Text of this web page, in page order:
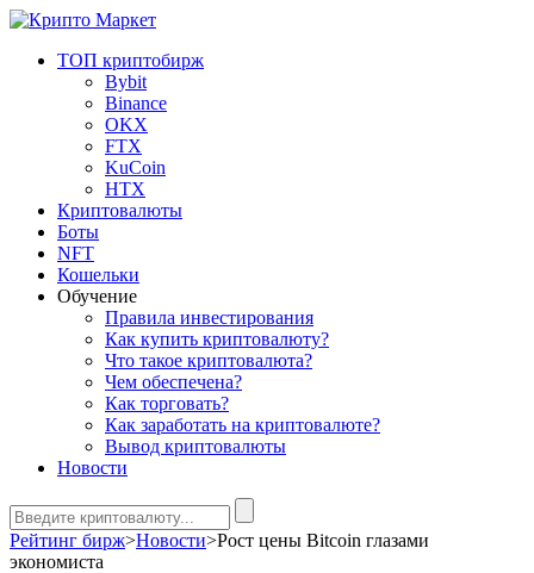
ТОП криптобирж
Bybit
Binance
OKX
FTX
KuCoin
HTX
Криптовалюты
Боты
NFT
Кошельки
Обучение
Правила инвестирования
Как купить криптовалюту?
Что такое криптовалюта?
Чем обеспечена?
Как торговать?
Как заработать на криптовалюте?
Вывод криптовалюты
Новости
Рейтинг бирж>Новости>Рост цены Bitcoin глазами
экономиста